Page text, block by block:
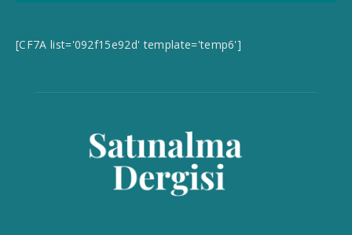
[CF7A list='092f15e92d' template='temp6']